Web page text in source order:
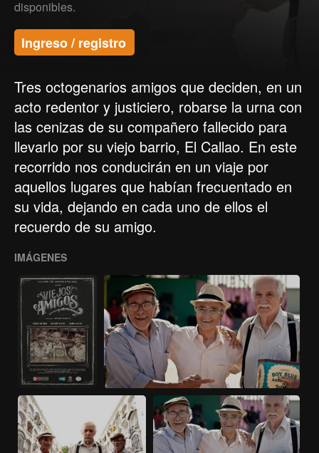
disponibles.
Ingreso / registro
Tres octogenarios amigos que deciden, en un
acto redentor y justiciero, robarse la urna con
las cenizas de su compañero fallecido para
llevarlo por su viejo barrio, El Callao. En este
recorrido nos conducirán en un viaje por
aquellos lugares que habían frecuentado en
su vida, dejando en cada uno de ellos el
recuerdo de su amigo.
IMÁGENES